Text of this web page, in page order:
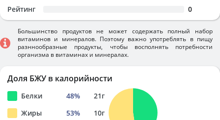
Рейтинг 0
Большинство продуктов не может содержать полный набор
витаминов и минералов. Поэтому важно употреблять в пищу
разннообразные продукты, чтобы восполнять потребности
организма в витаминах и минералах.
Доля БЖУ в калорийности
Белки 48% 21г
Жиры
53% 10г